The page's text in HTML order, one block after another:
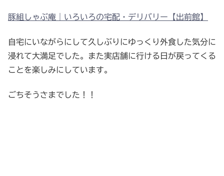
豚組しゃぶ庵｜いろいろの宅配・デリバリー【出前館】
自宅にいながらにして久しぶりにゆっくり外食した気分に
浸れて大満足でした。また実店舗に行ける日が戻ってくる
ことを楽しみにしています。
ごちそうさまでした！！